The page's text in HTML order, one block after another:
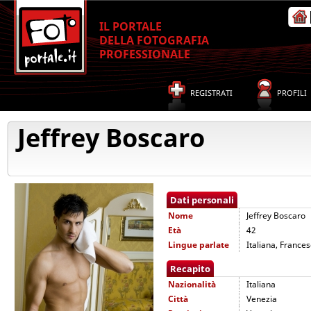
IL PORTALE
DELLA FOTOGRAFIA
PROFESSIONALE
REGISTRATI PROFILI
Jeffrey Boscaro
Dati personali
Nome
Jeffrey Boscaro
Età
42
Lingue parlate
Italiana,
Recapito
Nazionalità
Italiana
Città
Venezia